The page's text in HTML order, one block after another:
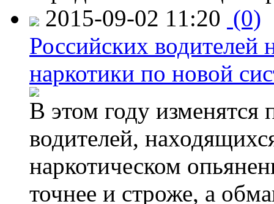
2015-09-02 11:20 (0)
Российских водителей
наркотики по новой
В этом году изменятся
водителей,
наркотическом
точнее и строже, а